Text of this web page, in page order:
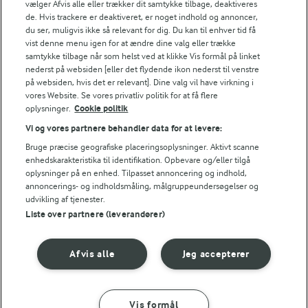
kan anrettes smukt, så kagebordet ser overdådigt ud.
Prøv bl.a. vores små citrontærterellerchokoladekage
i ministørrelse for klassiske smagsoplevelse eller kast
dig over mini moussekagermed nøddebund og
jordbærmousse. Du kan også servere flere forskellige
kager og supplere medsmåkager, der er nemme at
tage på tallerkenen som en lille bid mellem desserten.
Små kager til festlige
anledninger
imponere med et flot og varieret dessertbord. De små
størrelser gør det også lettere at styre portionerne og
skabe en smuk, farverig præsentation, der passer til
både bryllup, konfirmation og fødselsdag. Hvis du selv
finde i vores samling af
mad til mange.
Læs mere
Se alle vores opskrifter
vælger Afvis alle eller trækker dit samtykke tilbage, deaktiveres
de. Hvis trackere er deaktiveret, er noget indhold og annoncer,
du ser, muligvis ikke så relevant for dig. Du kan til enhver tid få
vist denne menu igen for at ændre dine valg eller trække
samtykke tilbage når som helst ved at klikke Vis formål på linket
nederst på websiden [eller det flydende ikon nederst til venstre
på websiden, hvis det er relevant]. Dine valg vil have virkning i
vores Website. Se vores privatliv politik for at få flere
oplysninger. Cookie politik
Vi og vores partnere behandler data for at levere:
Bruge præcise geografiske placeringsoplysninger. Aktivt scanne
enhedskarakteristika til identifikation. Opbevare og/eller tilgå
oplysninger på en enhed. Tilpasset annoncering og indhold,
annoncerings- og indholdsmåling, målgruppeundersøgelser og
udvikling af tjenester.
Liste over partnere (leverandører)
Jeg accepterer
Afvis alle
Vis formål